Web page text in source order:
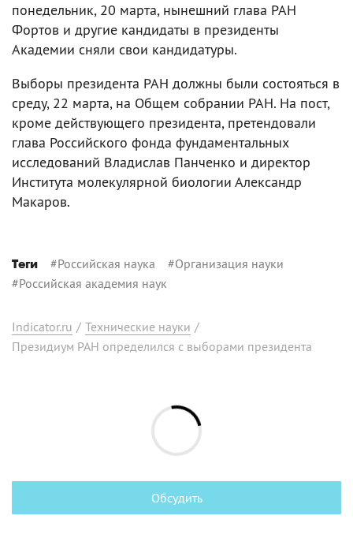
понедельник, 20 марта, нынешний глава РАН
Фортов и другие кандидаты в президенты
Академии сняли свои кандидатуры.
Выборы президента РАН должны были состояться в
среду, 22 марта, на Общем собрании РАН. На пост,
кроме действующего президента, претендовали
глава Российского фонда фундаментальных
исследований Владислав Панченко и директор
Института молекулярной биологии Александр
Макаров.
Теги #Российская наука #Организация науки
#Российская академия наук
Indicator.ru / Технические науки /
Президиум РАН определился с выборами президента
Обсудить